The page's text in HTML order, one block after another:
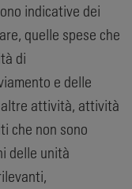
indicative dei
quelle spese che
di
e delle
altre attività, attività
che non sono
delle unità